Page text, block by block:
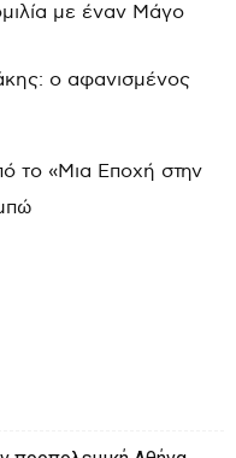
με έναν Μάγο
ο αφανισμένος
το «Μια Εποχή στην